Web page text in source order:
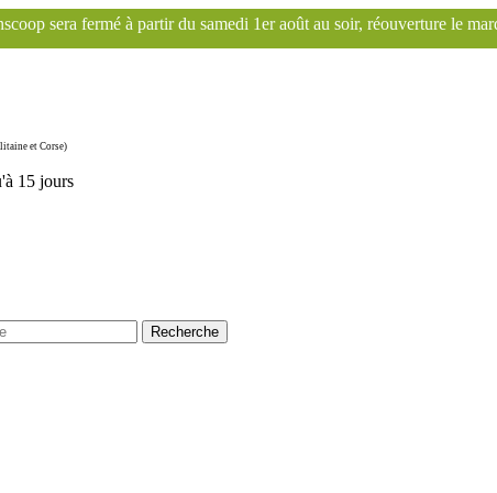
samedi 1er août au soir, réouverture le mardi 1er septembre. Le site
et Corse)
15 jours
Recherche